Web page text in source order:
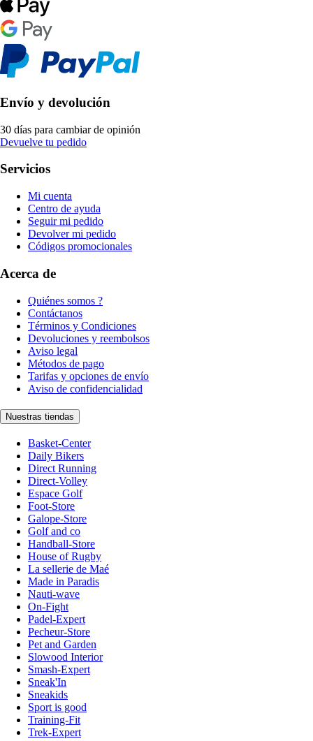
Envío y devolución
30 días para cambiar de opinión
Devuelve tu pedido
Servicios
Mi cuenta
Centro de ayuda
Seguir mi pedido
Devolver mi pedido
Códigos promocionales
Acerca de
Quiénes somos ?
Contáctanos
Términos y Condiciones
Devoluciones y reembolsos
Aviso legal
Métodos de pago
Tarifas y opciones de envío
Aviso de confidencialidad
Nuestras tiendas
Basket-Center
Daily Bikers
Direct Running
Direct-Volley
Espace Golf
Foot-Store
Galope-Store
Golf and co
Handball-Store
House of Rugby
La sellerie de Maé
Made in Paradis
Nauti-wave
On-Fight
Padel-Expert
Pecheur-Store
Pet and Garden
Slowood Interior
Smash-Expert
Sneak'In
Sneakids
Sport is good
Training-Fit
Trek-Expert